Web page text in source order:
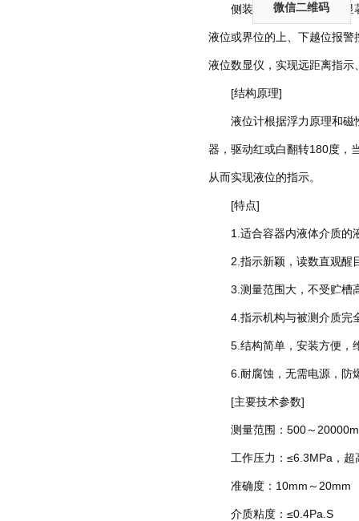
侧装式磁性液位计的很显著
液位或界位的上、下越位报
液位数显仪，实现远距离指
[结构原理]
液位计根据浮力原理和磁性
器，驱动红或白翻转180度，
从而实现液位的指示。
[特点]
1.适合容器内液体介质的液
2.指示新颖，读数直观醒目
3.测量范围大，不受贮槽
4.指示机构与被测介质完
5.结构简单，安装方便，
6.耐腐蚀，无需电源，防
[主要技术参数]
测量范围：500～
工作压力：≤6.3MPa，超
准确度：10mm～20mm
介质粘度：≤0.4Pa.S
微信二维码